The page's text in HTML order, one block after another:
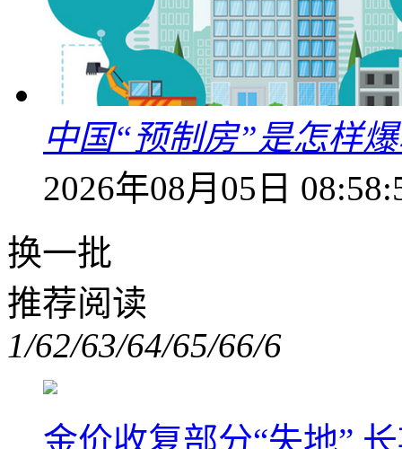
中国“预制房”是怎样
2026年08月05日
换一批
推荐阅读
1/62/63/64/65/66/6
金价收复部分“失地”